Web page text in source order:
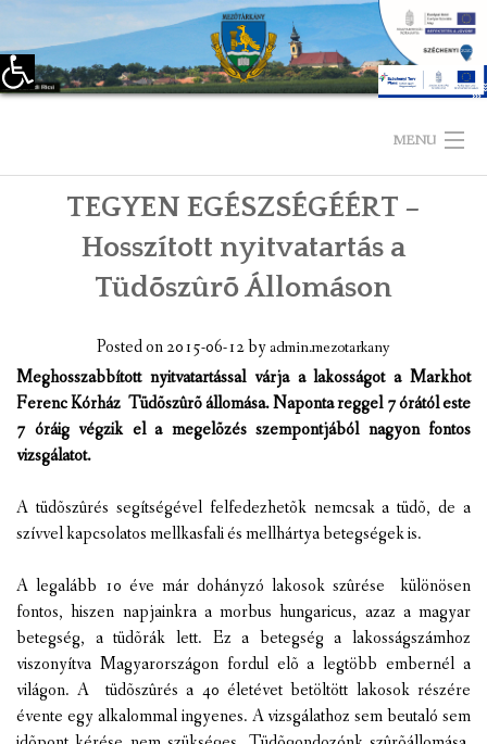
Eszköztár megnyitása
MENU
KEZDŐLAP
KAPCSOLAT
ÖNKORMÁNYZAT
KÉPVISELŐ-TESTÜLET
VÁLASZTÁSI INFORMÁCIÓK
TÁRSULÁS
PÁLYÁZATOK
HIRDETMÉNYEK
TEGYEN EGÉSZSÉGÉÉRT –
Hosszított nyitvatartás a
Tüdõszûrõ Állomáson
Posted on2015-06-12byadmin.mezotarkany
Meghosszabbított nyitvatartással várja a lakosságot a Markhot
Ferenc Kórház Tüdõszûrõ állomása. Naponta reggel 7 órától este
7 óráig végzik el a megelõzés szempontjából nagyon fontos
vizsgálatot.
A tüdõszûrés segítségével felfedezhetõk nemcsak a tüdõ, de a
szívvel kapcsolatos mellkasfali és mellhártya betegségek is.
A legalább 10 éve már dohányzó lakosok szûrése különösen
fontos, hiszen napjainkra a morbus hungaricus, azaz a magyar
betegség, a tüdõrák lett. Ez a betegség a lakosságszámhoz
viszonyítva Magyarországon fordul elõ a legtöbb embernél a
világon. A tüdõszûrés a 40 életévet betöltött lakosok részére
évente egy alkalommal ingyenes. A vizsgálathoz sem beutaló sem